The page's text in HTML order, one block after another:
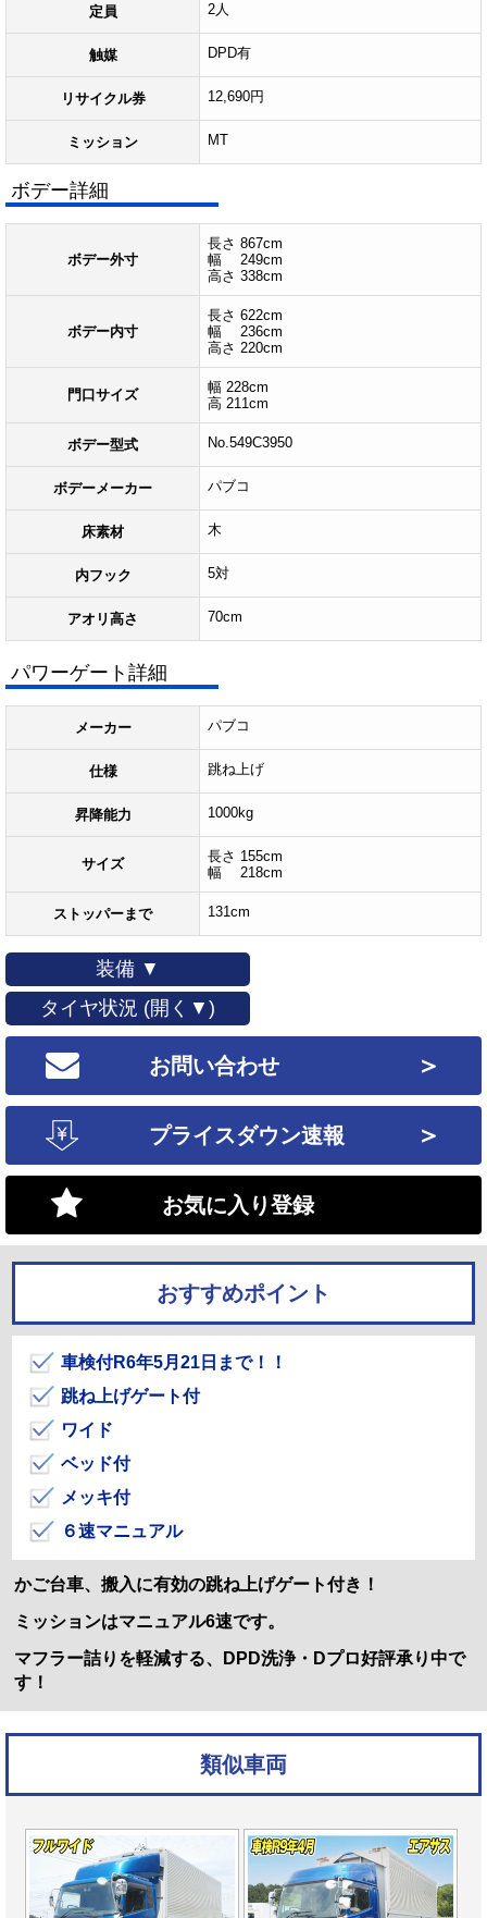
定員 2人
触媒 DPD有
リサイクル券 12,690円
ミッション MT
ボデー詳細
ボデー外寸
長さ 867cm
幅 249cm
高さ 338cm
ボデー内寸
長さ 622cm
幅 236cm
高さ 220cm
門口サイズ
幅 228cm
高 211cm
ボデー型式 No.549C3950
ボデーメーカー パブコ
床素材 木
内フック 5対
アオリ高さ 70cm
パワーゲート詳細
メーカー パブコ
仕様 跳ね上げ
昇降能力 1000kg
サイズ
長さ 155cm
幅 218cm
ストッパーまで 131cm
装備 ▼
タイヤ状況 (開く▼)
お問い合わせ ＞
プライスダウン速報 ＞
お気に入り登録
おすすめポイント
車検付R6年5月21日まで！！
跳ね上げゲート付
ワイド
ベッド付
メッキ付
６速マニュアル
かご台車、搬入に有効の跳ね上げゲート付き！
ミッションはマニュアル6速です。
マフラー詰りを軽減する、DPD洗浄・Dプロ好評承り中で
す！
類似車両